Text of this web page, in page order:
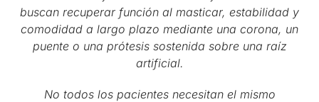
buscan recuperar función al masticar, estabilidad y
comodidad a largo plazo mediante una corona, un
puente o una prótesis sostenida sobre una raíz
artificial.
No todos los pacientes necesitan el mismo